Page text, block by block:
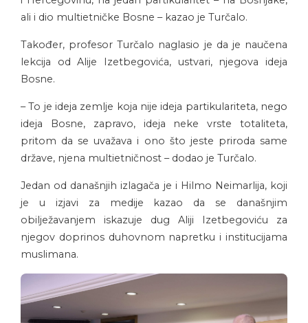
ali i dio multietničke Bosne – kazao je Turčalo.
Također, profesor Turčalo naglasio je da je naučena
lekcija od Alije Izetbegovića, ustvari, njegova ideja
Bosne.
– To je ideja zemlje koja nije ideja partikulariteta, nego
ideja Bosne, zapravo, ideja neke vrste totaliteta,
pritom da se uvažava i ono što jeste priroda same
države, njena multietničnost – dodao je Turčalo.
Jedan od današnjih izlagača je i Hilmo Neimarlija, koji
je u izjavi za medije kazao da se današnjim
obilježavanjem iskazuje dug Aliji Izetbegoviću za
njegov doprinos duhovnom napretku i institucijama
muslimana.